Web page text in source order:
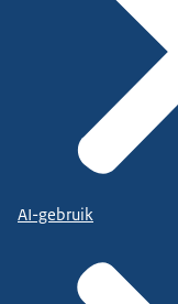
AI-gebruik